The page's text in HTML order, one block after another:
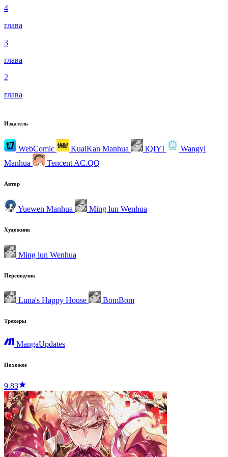
4
глава
3
глава
2
глава
Издатель
WebComic KuaiKan Manhua iQIYI
Wangyi
Manhua
Tencent AC.QQ
Автор
Yuewen Manhua Ming lun Wenhua
Художник
Ming lun Wenhua
Переводчик
Luna's Happy House BomBom
Трекеры
MangaUpdates
Похожее
9.83